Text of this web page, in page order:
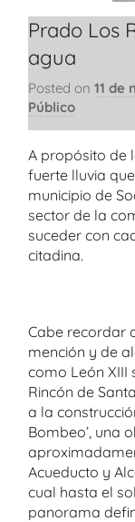
Prado Los
agua
Posted on 11 de
Público
A propósito de
fuerte lluvia
municipio de
sector de la
suceder con
citadina.
Cabe recordar
mención y de
como León XIII
Rincón de
a la
Bombeo’, una
Acueducto y
cual hasta el
panorama